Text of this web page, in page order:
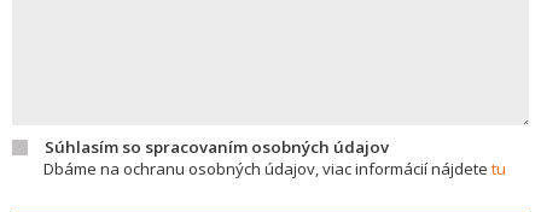
Súhlasím so spracovaním osobných údajov
Dbáme na ochranu osobných údajov, viac informácií nájdete tu